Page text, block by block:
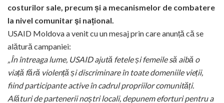
costurilor sale, precum și a mecanismelor de combatere
la nivel comunitar şi național.
USAID Moldova a venit cu un mesaj prin care anunță că se
alătură campaniei:
„În întreaga lume, USAID ajută fetele și femeile să aibă o
viață fără violență și discriminare în toate domeniile vieții,
fiind participante active în cadrul propriilor comunități.
Alături de partenerii noștri locali, depunem eforturi pentru a